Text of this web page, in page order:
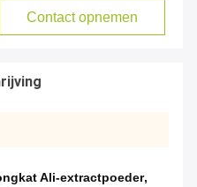
Contact opnemen
Ali-extractpoeder,